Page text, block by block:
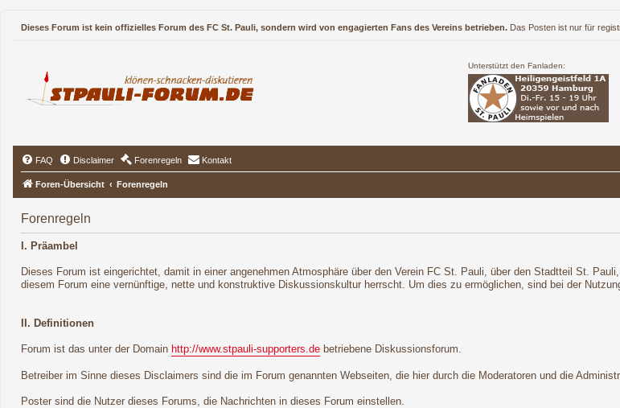
Dieses Forum ist kein offizielles Forum des FC St. Pauli, sondern wird von engagierten Fans des Vereins betrieben. Das Posten ist nur für
Unterstützt den Fanladen:
FAQ Disclaimer Forenregeln Kontakt
Foren-Übersicht Forenregeln
Forenregeln
I. Präambel
Dieses Forum ist eingerichtet, damit in einer angenehmen Atmosphäre über den Verein FC St. Pauli, über den Stadtteil St.
diesem Forum eine vernünftige, nette und konstruktive Diskussionskultur herrscht. Um dies zu ermöglichen, sind bei der
II. Definitionen
Forum ist das unter der Domain http://www.stpauli-supporters.de betriebene Diskussionsforum.
Betreiber im Sinne dieses Disclaimers sind die im Forum genannten Webseiten, die hier durch die Moderatoren und die
Poster sind die Nutzer dieses Forums, die Nachrichten in dieses Forum einstellen.